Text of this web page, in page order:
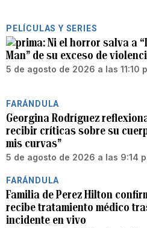
PELÍCULAS Y SERIES
Ni el horror salva a
Man” de su exceso de
5 de agosto de 2026 a las 11:10
FARÁNDULA
Georgina Rodríguez
recibir críticas sobre su
mis curvas”
5 de agosto de 2026 a las 9:14
FARÁNDULA
Familia de Perez Hilton
recibe tratamiento médico
incidente en vivo